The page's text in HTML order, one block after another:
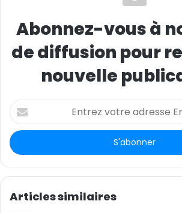
Abonnez-vous à
de diffusion pour
nouvelle
E
n
r
e
z
o
Articles similaires